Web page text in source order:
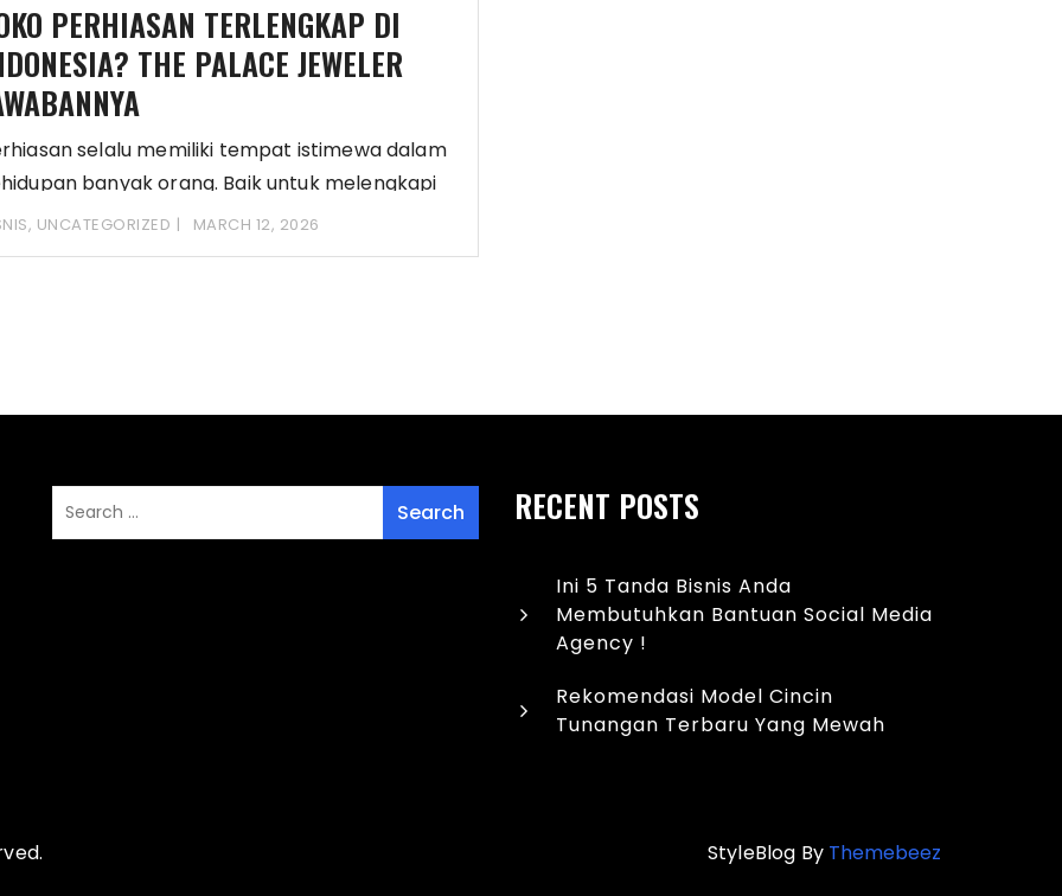
PERHIASAN TERLENGKAP DI
THE PALACE JEWELER
selalu memiliki tempat istimewa dalam
banyak orang. Baik untuk melengkapi
merayakan momen
, UNCATEGORIZED MARCH 12, 2026
RECENT POSTS
Ini 5 Tanda Bisnis Anda
Membutuhkan Bantuan Social Media
Agency !
Rekomendasi Model Cincin
Tunangan Terbaru Yang Mewah
StyleBlog By Themebeez